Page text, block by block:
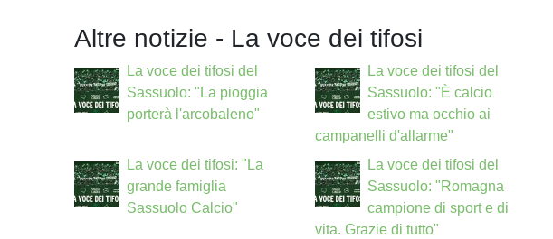
Altre notizie - La voce dei tifosi
La voce dei tifosi del
Sassuolo: "La pioggia
porterà l'arcobaleno"
La voce dei tifosi del
Sassuolo: "È calcio
estivo ma occhio ai
campanelli d'allarme"
La voce dei tifosi: "La
grande famiglia
Sassuolo Calcio"
La voce dei tifosi del
Sassuolo: "Romagna
campione di sport e di
vita. Grazie di tutto"